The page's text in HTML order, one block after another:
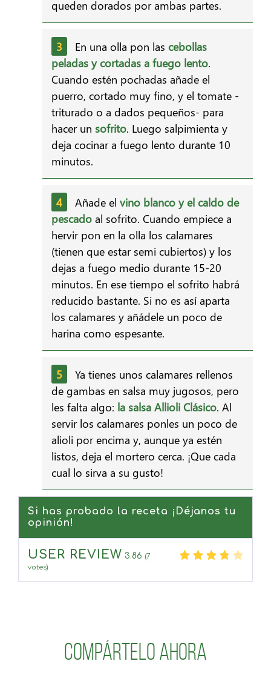
queden dorados por ambas partes.
En una olla pon las cebollas
peladas y cortadas a fuego lento.
Cuando estén pochadas añade el
puerro, cortado muy fino, y el tomate -
triturado o a dados pequeños- para
hacer un sofrito. Luego salpimienta y
deja cocinar a fuego lento durante 10
minutos.
Añade el vino blanco y el caldo de
pescado al sofrito. Cuando empiece a
hervir pon en la olla los calamares
(tienen que estar semi cubiertos) y los
dejas a fuego medio durante 15-20
minutos. En ese tiempo el sofrito habrá
reducido bastante. Si no es así aparta
los calamares y añádele un poco de
harina como espesante.
Ya tienes unos calamares rellenos
de gambas en salsa muy jugosos, pero
les falta algo: la salsa Allioli Clásico. Al
servir los calamares ponles un poco de
alioli por encima y, aunque ya estén
listos, deja el mortero cerca. ¡Que cada
cual lo sirva a su gusto!
Si has probado la receta ¡Déjanos tu
opinión!
USER REVIEW 3.86 (7
votes)
Compártelo ahora